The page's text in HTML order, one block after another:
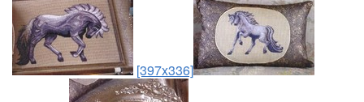
[397x336]